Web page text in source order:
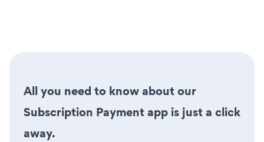
All you need to know about our
Subscription Payment app is just a click
away.